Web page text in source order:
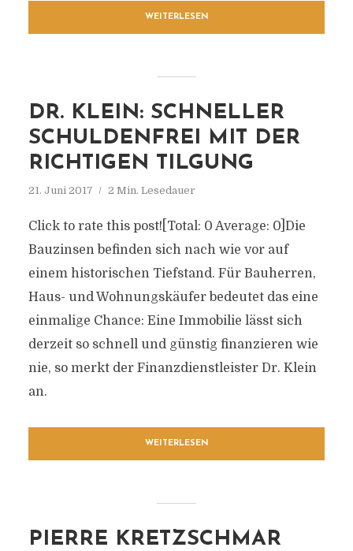
WEITERLESEN
DR. KLEIN: SCHNELLER
SCHULDENFREI MIT DER
RICHTIGEN TILGUNG
21. Juni 2017 2 Min. Lesedauer
Click to rate this post![Total: 0 Average: 0]Die
Bauzinsen befinden sich nach wie vor auf
einem historischen Tiefstand. Für Bauherren,
Haus- und Wohnungskäufer bedeutet das eine
einmalige Chance: Eine Immobilie lässt sich
derzeit so schnell und günstig finanzieren wie
nie, so merkt der Finanzdienstleister Dr. Klein
an.
WEITERLESEN
PIERRE KRETZSCHMAR